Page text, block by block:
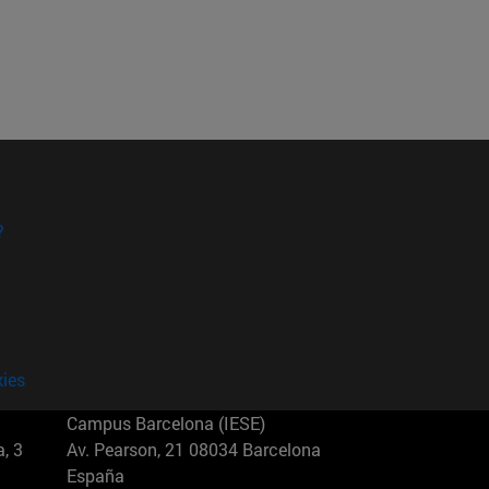
3
Campus Barcelona (IESE)
Av. Pearson, 21 08034 Barcelona
España